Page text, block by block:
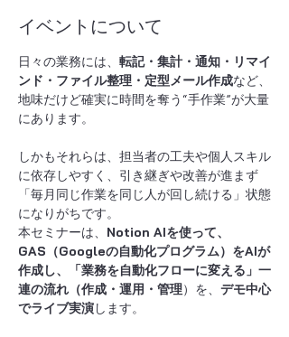
イベントについて
日々の業務には、 転記・集計・通知・リマイ
ンド・ファイル整理・定型メール作成など、
地味だけど確実に時間を奪う“手作業”が大量
にあります。
しかもそれらは、担当者の工夫や個人スキル
に依存しやすく、引き継ぎや改善が進まず
「毎月同じ作業を同じ人が回し続ける」状態
になりがちです。
本セミナーは、 Notion AIを使って、
GAS（Googleの自動化プログラム）をAIが
作成し、「業務を自動化フローに変える」一
連の流れ（作成・運用・管理）を、 デモ中心
でライブ実演します。